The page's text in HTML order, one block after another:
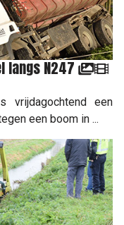
langs N247
vrijdagochtend een
een boom in ...